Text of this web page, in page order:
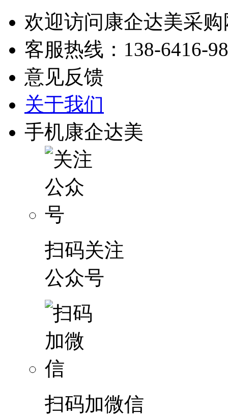
欢迎访问康企达美采购
客服热线： 138-6416-
意见反馈
关于我们
手机康企达美
扫码关注
公众号
扫码加微信